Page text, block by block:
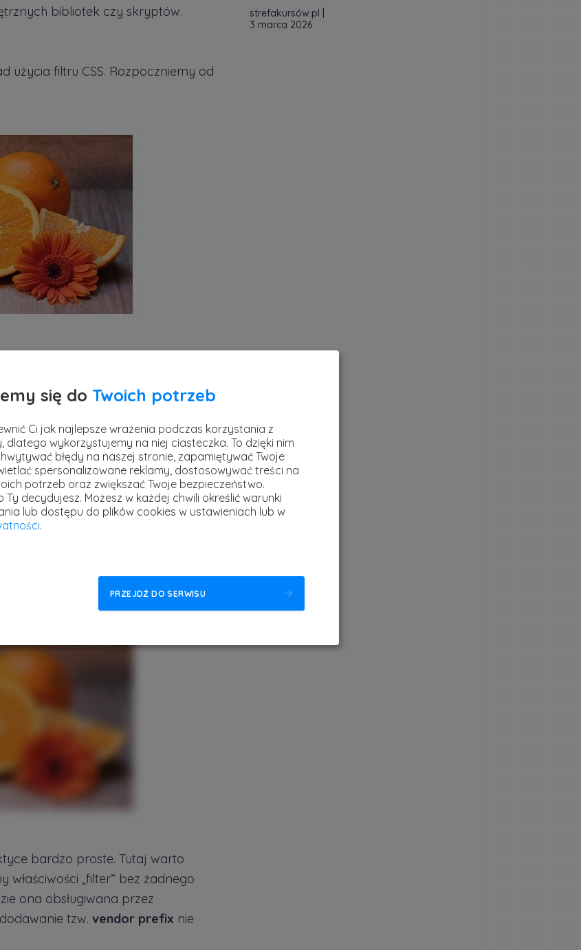
bibliotek czy skryptów.
użycia filtru CSS. Rozpoczniemy od
która odwoła się do tego elementu
filtr. Popatrz na kod reguły:
, której wartością jest funkcja
możemy definiować np. w
nam taki oto efekt rozmytego
bardzo proste. Tutaj warto
„filter” bez żadnego
ona obsługiwana przez
tzw. vendor prefix nie
strefakursów.pl
3 marca 2026
się do Twoich potrzeb
Ci jak najlepsze wrażenia podczas korzystania z
dlatego wykorzystujemy na niej ciasteczka. To dzięki nim
błędy na naszej stronie, zapamiętywać Twoje
spersonalizowane reklamy, dostosowywać treści na
potrzeb oraz zwiększać Twoje bezpieczeństwo.
Ty decydujesz. Możesz w każdej chwili określić warunki
lub dostępu do plików cookies w ustawieniach lub w
.
PRZEJDŹ DO SERWISU